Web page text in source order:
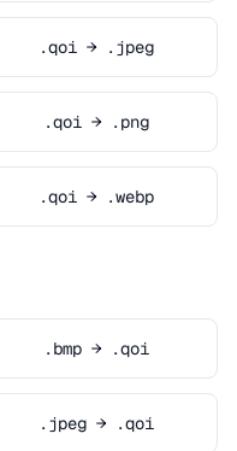
.qoi → .jpeg
.qoi → .png
.qoi → .webp
.bmp → .qoi
.jpeg → .qoi